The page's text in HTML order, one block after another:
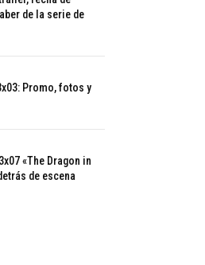
de la serie de
Promo, fotos y
«The Dragon in
de escena